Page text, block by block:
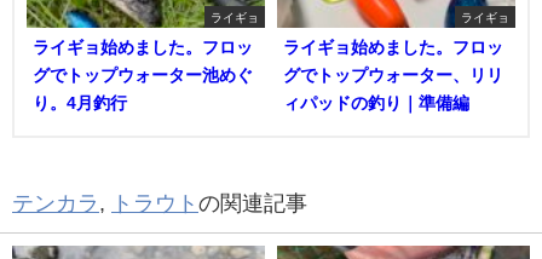
ライギョ
ライギョ始めました。フロッ
グでトップウォーター池めぐ
り。4月釣行
ライギョ
ライギョ始めました。フロッ
グでトップウォーター、リリ
ィパッドの釣り｜準備編
テンカラ , トラウト の関連記事